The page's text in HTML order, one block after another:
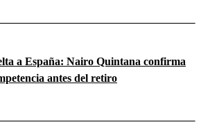
a España: Nairo Quintana confirma
antes del retiro